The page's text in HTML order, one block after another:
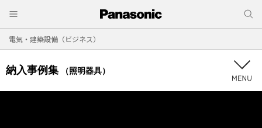
電気・建築設備（ビジネス）
納入事例集 （照明器具）